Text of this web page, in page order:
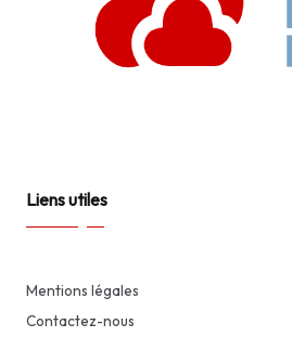
Liens utiles
Mentions légales
Contactez-nous